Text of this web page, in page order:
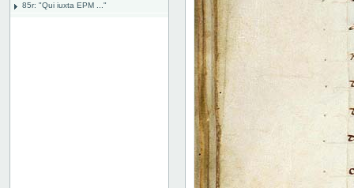
85r: "Qui iuxta EPM ..."